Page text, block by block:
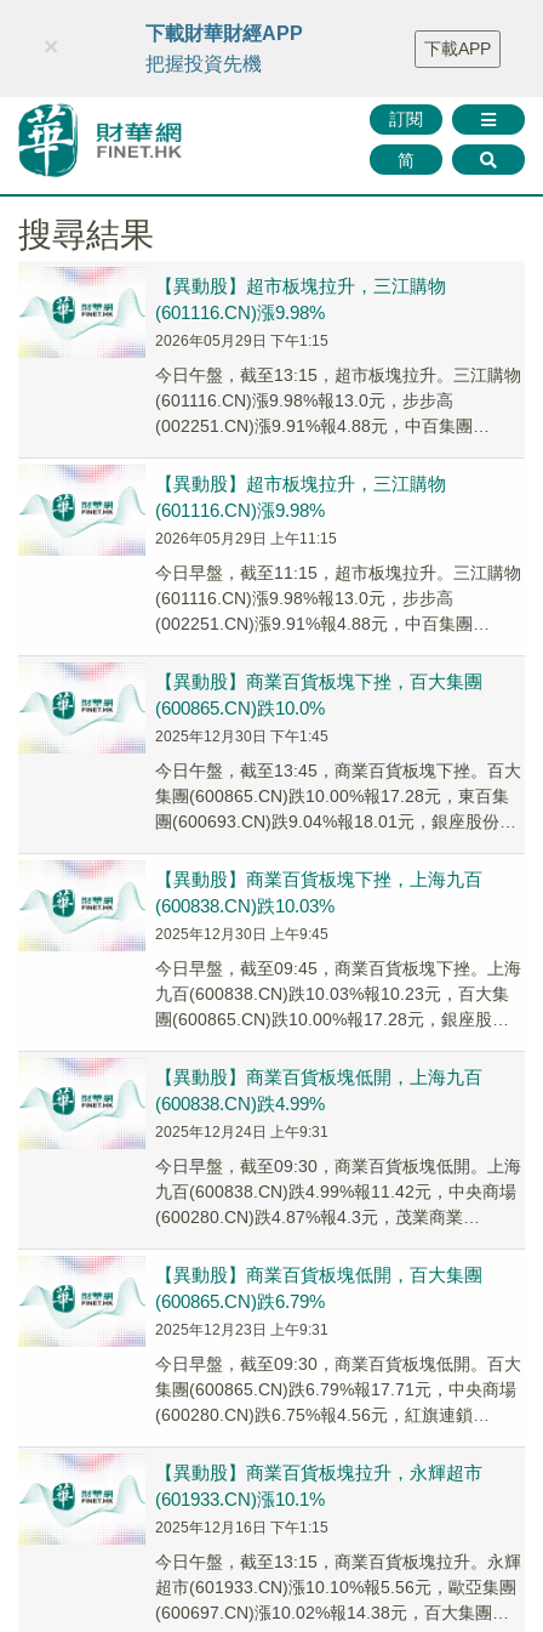
財華智庫網 FINTV FINMETA 財華證券 媒體矩陣
智庫沙龍
聯絡我們
訂閱
简
×
下載財華財經APP
把握投資先機
下載APP
搜尋結果
【異動股】超市板塊拉升，三江購物
(601116.CN)漲9.98%
2026年05月29日 下午1:15
今日午盤，截至13:15，超市板塊拉升。三江購物
(601116.CN)漲9.98%報13.0元，步步高
(002251.CN)漲9.91%報4.88元，中百集團
【異動股】超市板塊拉升，三江購物
(601116.CN)漲9.98%
2026年05月29日 上午11:15
今日早盤，截至11:15，超市板塊拉升。三江購物
(601116.CN)漲9.98%報13.0元，步步高
(002251.CN)漲9.91%報4.88元，中百集團
【異動股】商業百貨板塊下挫，百大集團
(600865.CN)跌10.0%
2025年12月30日 下午1:45
今日午盤，截至13:45，商業百貨板塊下挫。百大
集團(600865.CN)跌10.00%報17.28元，東百集
團(600693.CN)跌9.04%報18.01元，銀座股份
【異動股】商業百貨板塊下挫，上海九百
(600838.CN)跌10.03%
2025年12月30日 上午9:45
今日早盤，截至09:45，商業百貨板塊下挫。上海
九百(600838.CN)跌10.03%報10.23元，百大集
團(600865.CN)跌10.00%報17.28元，銀座股份
【異動股】商業百貨板塊低開，上海九百
(600838.CN)跌4.99%
2025年12月24日 上午9:31
今日早盤，截至09:30，商業百貨板塊低開。上海
九百(600838.CN)跌4.99%報11.42元，中央商場
(600280.CN)跌4.87%報4.3元，茂業商業
【異動股】商業百貨板塊低開，百大集團
(600865.CN)跌6.79%
2025年12月23日 上午9:31
今日早盤，截至09:30，商業百貨板塊低開。百大
集團(600865.CN)跌6.79%報17.71元，中央商場
(600280.CN)跌6.75%報4.56元，紅旗連鎖
【異動股】商業百貨板塊拉升，永輝超市
(601933.CN)漲10.1%
2025年12月16日 下午1:15
今日午盤，截至13:15，商業百貨板塊拉升。永輝
超市(601933.CN)漲10.10%報5.56元，歐亞集團
(600697.CN)漲10.02%報14.38元，百大集團